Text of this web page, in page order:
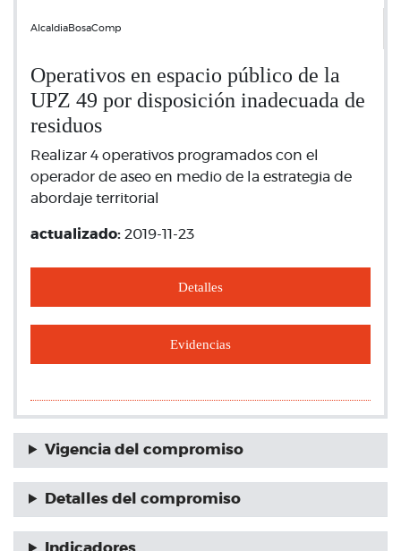
AlcaldiaBosaComp
Operativos en espacio público de la
UPZ 49 por disposición inadecuada de
residuos
Realizar 4 operativos programados con el
operador de aseo en medio de la estrategia de
abordaje territorial
actualizado: 2019-11-23
Detalles
Evidencias
Vigencia del compromiso
Detalles del compromiso